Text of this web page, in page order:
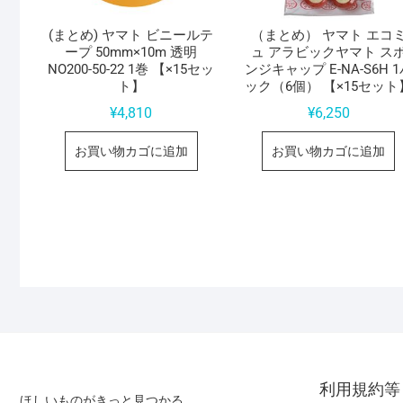
(まとめ) ヤマト ビニールテ
ープ 50mm×10m 透明
NO200-50-22 1巻 【×15セッ
ト】
¥4,810
お買い物カゴに追加
（まとめ） ヤマト エコ
ュ アラビックヤマト ス
ンジキャップ E-NA-S6H 1
ック（6個） 【×15セット
¥6,250
お買い物カゴに追加
利用規約